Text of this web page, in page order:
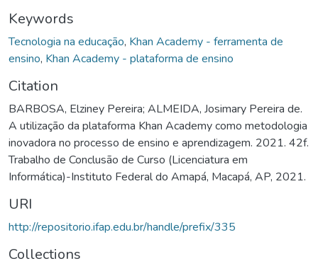
Keywords
Tecnologia na educação, Khan Academy - ferramenta de
ensino, Khan Academy - plataforma de ensino
Citation
BARBOSA, Elziney Pereira; ALMEIDA, Josimary Pereira de.
A utilização da plataforma Khan Academy como metodologia
inovadora no processo de ensino e aprendizagem. 2021. 42f.
Trabalho de Conclusão de Curso (Licenciatura em
Informática)-Instituto Federal do Amapá, Macapá, AP, 2021.
URI
http://repositorio.ifap.edu.br/handle/prefix/335
Collections